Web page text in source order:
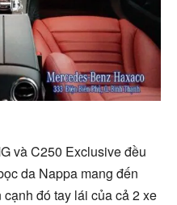
và C250 Exclusive đều
da Nappa mang đến
đó tay lái của cả 2 xe